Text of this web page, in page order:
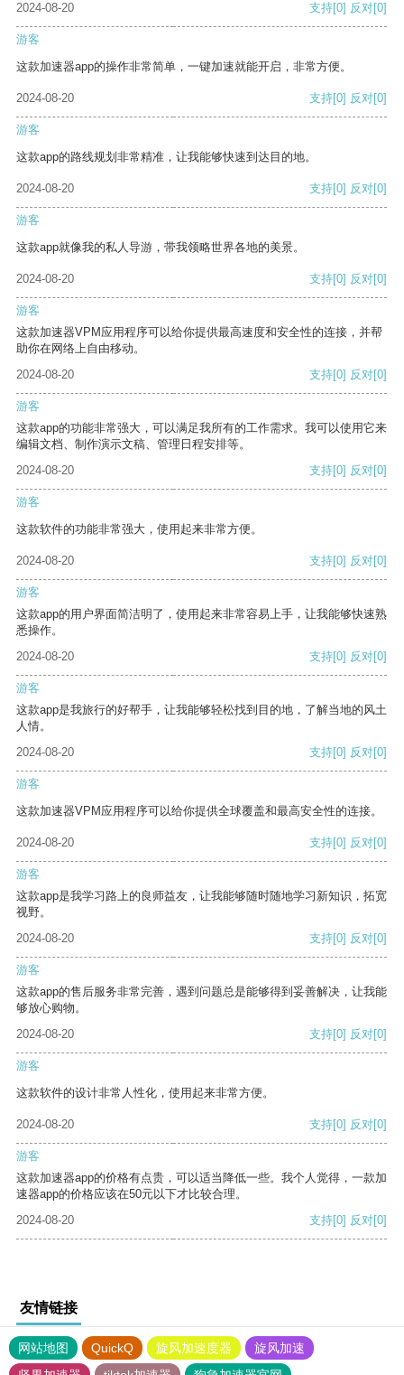
2024-08-20 支持[0] 反对[0]
游客
这款加速器app的操作非常简单，一键加速就能开启，非常方便。
2024-08-20 支持[0] 反对[0]
游客
这款app的路线规划非常精准，让我能够快速到达目的地。
2024-08-20 支持[0] 反对[0]
游客
这款app就像我的私人导游，带我领略世界各地的美景。
2024-08-20 支持[0] 反对[0]
游客
这款加速器VPM应用程序可以给你提供最高速度和安全性的连接，并帮
助你在网络上自由移动。
2024-08-20
支持[0] 反对[0]
游客
这款app的功能非常强大，可以满足我所有的工作需求。我可以使用它来
编辑文档、制作演示文稿、管理日程安排等。
2024-08-20
支持[0] 反对[0]
游客
这款软件的功能非常强大，使用起来非常方便。
2024-08-20 支持[0] 反对[0]
游客
这款app的用户界面简洁明了，使用起来非常容易上手，让我能够快速熟
悉操作。
2024-08-20
支持[0] 反对[0]
游客
这款app是我旅行的好帮手，让我能够轻松找到目的地，了解当地的风土
人情。
2024-08-20
支持[0] 反对[0]
游客
这款加速器VPM应用程序可以给你提供全球覆盖和最高安全性的连接。
2024-08-20 支持[0] 反对[0]
游客
这款app是我学习路上的良师益友，让我能够随时随地学习新知识，拓宽
视野。
2024-08-20
支持[0] 反对[0]
游客
这款app的售后服务非常完善，遇到问题总是能够得到妥善解决，让我能
够放心购物。
2024-08-20
支持[0] 反对[0]
游客
这款软件的设计非常人性化，使用起来非常方便。
2024-08-20 支持[0] 反对[0]
游客
这款加速器app的价格有点贵，可以适当降低一些。我个人觉得，一款加
速器app的价格应该在50元以下才比较合理。
2024-08-20
支持[0] 反对[0]
友情链接
网站地图 QuickQ 旋风加速度器
旋风加速